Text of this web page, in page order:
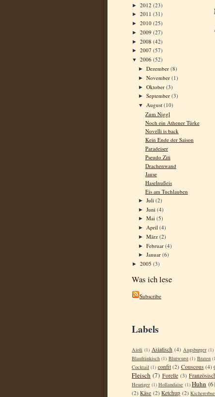
► 2012 (23)
► 2011 (31)
► 2010 (25)
► 2009 (27)
► 2008 (42)
► 2007 (57)
▼ 2006 (52)
►Dezember(8)
►November(1)
►Oktober(3)
►September(3)
▼ August(10)
Zum Niggl
Noch ein Athener Türke
Novelli is back
Kein Ende der Saison
Paradeiser
Pseudo Ziti
Drachenwand
Jause
Haselnußeis
Eis am Tuchlauben
►Juli(2)
►Juni(4)
►Mai(5)
► April(4)
►März(2)
►Februar(4)
►Januar(6)
► 2005 (3)
Was ich lese
Subscribe
Labels
Aioli (1) Asiatisch (4) Augsburger (1)
Blaufränkisch (1) Blutwurst (1) Braten
Cocktail (1) confit (2) Couscous (4)
Fleisch (7) Forelle (3)
Heuriger (1) Hollandaise (1) Huhn (6)
(2) Käse (2) Ketchup (2)